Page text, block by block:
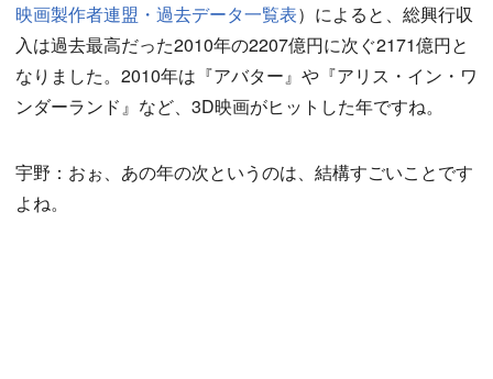
映画製作者連盟・過去データ一覧表）によると、総興行収
入は過去最高だった2010年の2207億円に次ぐ2171億円と
なりました。2010年は『アバター』や『アリス・イン・ワ
ンダーランド』など、3D映画がヒットした年ですね。
宇野：おぉ、あの年の次というのは、結構すごいことです
よね。